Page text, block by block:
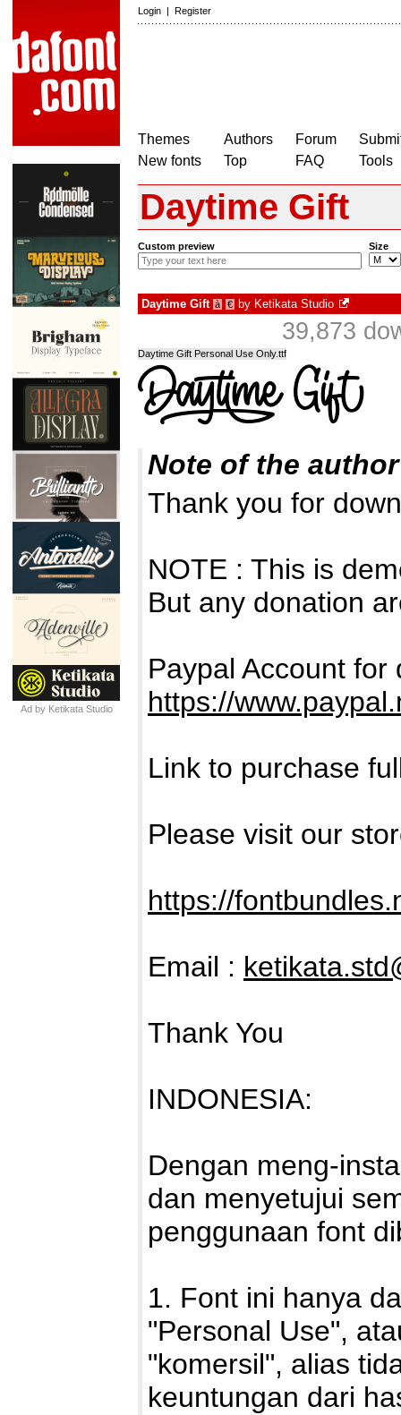
Login | Register
Themes
New fonts
Authors
Top
Forum
FAQ
Tools
Ad by Ketikata Studio
Daytime Gift
Custom preview Size
Daytime Gift à € by Ketikata Studio
39,873
Daytime Gift Personal Use Only.ttf
Note of the author
Thank you for
NOTE : This is
But any donation
Paypal Account for
https://
Link to purchase
Please visit our
https://
Email :
Thank You
INDONESIA:
Dengan meng-
dan menyetujui
penggunaan font
1. Font ini hanya
"Personal Use",
"komersil", alias
keuntungan dari